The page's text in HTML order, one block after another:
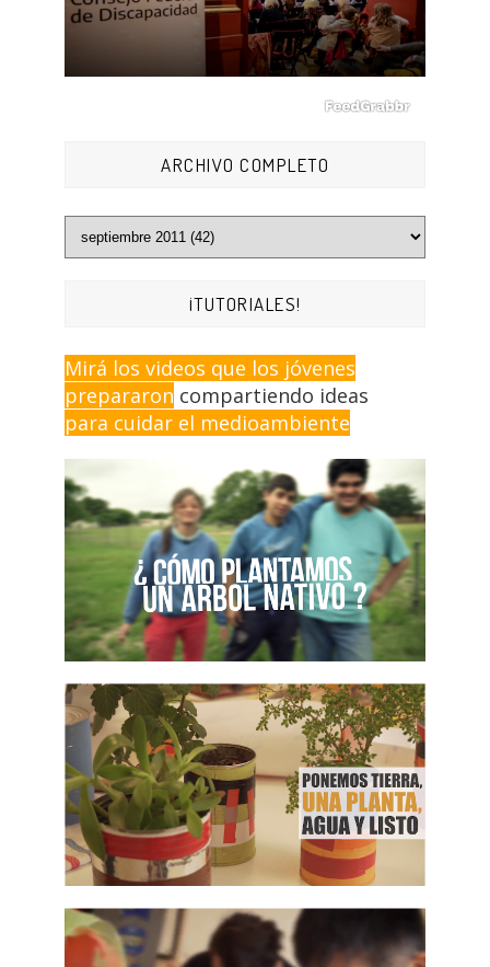
ARCHIVO COMPLETO
¡TUTORIALES!
Mirá los videos que los jóvenes
prepararon compartiendo ideas
para cuidar el medioambiente